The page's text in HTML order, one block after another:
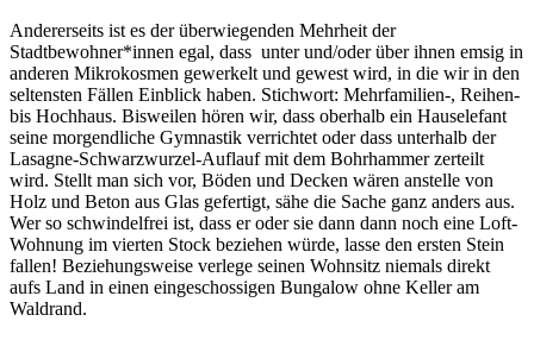
Andererseits ist es der überwiegenden Mehrheit der
Stadtbewohner*innen egal, dass unter und/oder über ihnen emsig in
anderen Mikrokosmen gewerkelt und gewest wird, in die wir in den
seltensten Fällen Einblick haben. Stichwort: Mehrfamilien-, Reihen-
bis Hochhaus. Bisweilen hören wir, dass oberhalb ein Hauselefant
seine morgendliche Gymnastik verrichtet oder dass unterhalb der
Lasagne-Schwarzwurzel-Auflauf mit dem Bohrhammer zerteilt
wird. Stellt man sich vor, Böden und Decken wären anstelle von
Holz und Beton aus Glas gefertigt, sähe die Sache ganz anders aus.
Wer so schwindelfrei ist, dass er oder sie dann dann noch eine Loft-
Wohnung im vierten Stock beziehen würde, lasse den ersten Stein
fallen! Beziehungsweise verlege seinen Wohnsitz niemals direkt
aufs Land in einen eingeschossigen Bungalow ohne Keller am
Waldrand.